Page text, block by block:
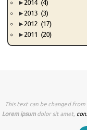
►2014 (4)
►2013 (3)
►2012 (17)
►2011 (20)
This text can be changed
Lorem ipsumdolor sit amet,